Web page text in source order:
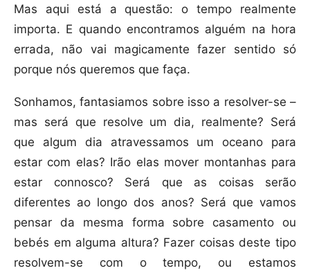
Mas aqui está a questão: o tempo realmente
importa. E quando encontramos alguém na hora
errada, não vai magicamente fazer sentido só
porque nós queremos que faça.
Sonhamos, fantasiamos sobre isso a resolver-se –
mas será que resolve um dia, realmente? Será
que algum dia atravessamos um oceano para
estar com elas? Irão elas mover montanhas para
estar connosco? Será que as coisas serão
diferentes ao longo dos anos? Será que vamos
pensar da mesma forma sobre casamento ou
bebés em alguma altura? Fazer coisas deste tipo
resolvem-se com o tempo, ou estamos